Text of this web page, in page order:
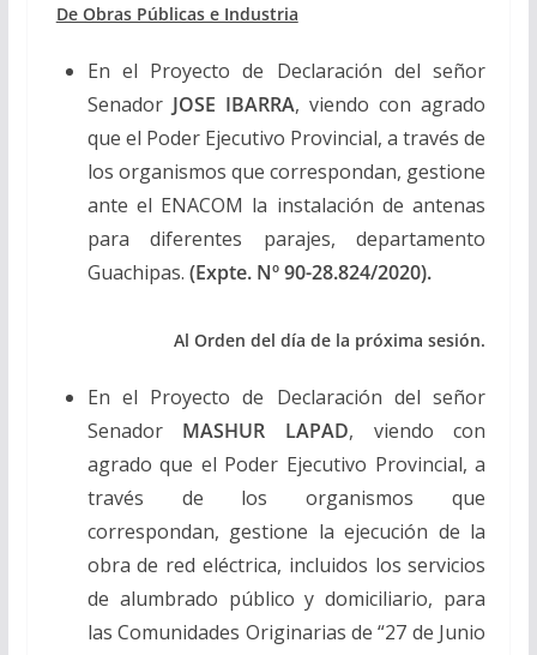
De Obras Públicas e Industria
En el Proyecto de Declaración del señor
Senador JOSE IBARRA, viendo con agrado
que el Poder Ejecutivo Provincial, a través de
los organismos que correspondan, gestione
ante el ENACOM la instalación de antenas
para diferentes parajes, departamento
Guachipas. (Expte. Nº 90-28.824/2020).
Al Orden del día de la próxima sesión.
En el Proyecto de Declaración del señor
Senador MASHUR LAPAD, viendo con
agrado que el Poder Ejecutivo Provincial, a
través de los organismos que
correspondan, gestione la ejecución de la
obra de red eléctrica, incluidos los servicios
de alumbrado público y domiciliario, para
las Comunidades Originarias de “27 de Junio